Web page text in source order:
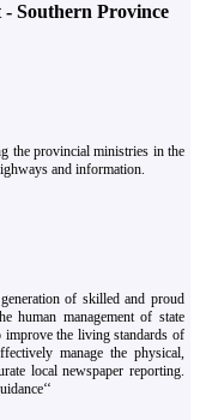
Southern Province
the provincial ministries in the
and information.
of skilled and proud
human management of state
the living standards of
manage the physical,
local newspaper reporting.